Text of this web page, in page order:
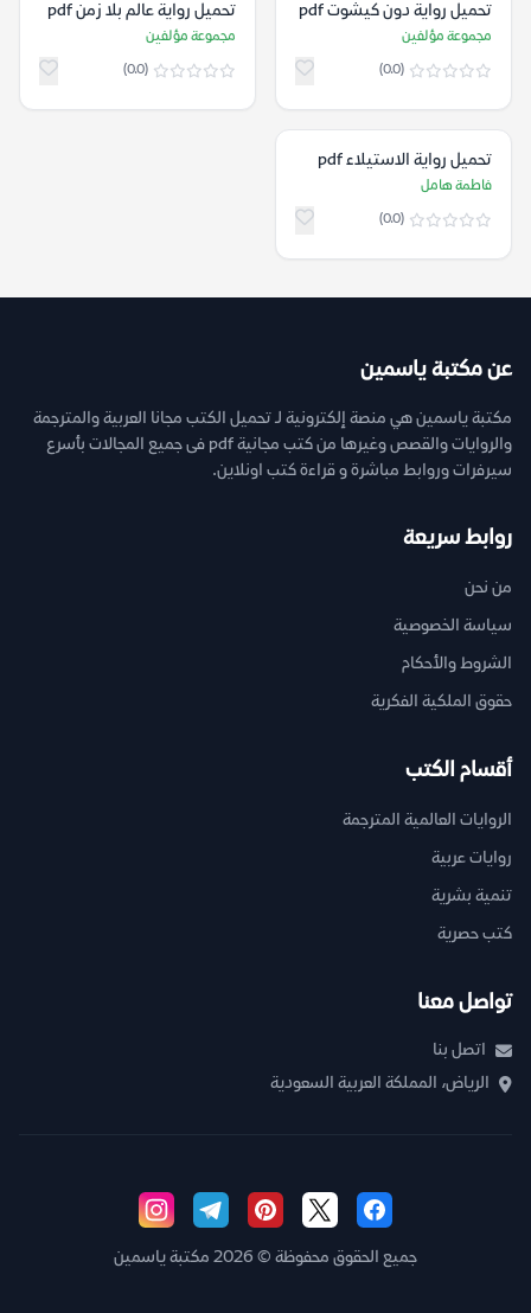
تحميل رواية دون كيشوت pdf
مجموعة مؤلفين
(0.0)
تحميل رواية عالم بلا زمن pdf
مجموعة مؤلفين
(0.0)
تحميل رواية الاستيلاء pdf
فاطمة هامل
(0.0)
عن مكتبة ياسمين
مكتبة ياسمين هي منصة إلكترونية لـ تحميل الكتب مجانا العربية والمترجمة
والروايات والقصص وغيرها من كتب مجانية pdf فى جميع المجالات بأسرع
سيرفرات وروابط مباشرة و قراءة كتب اونلاين.
روابط سريعة
من نحن
سياسة الخصوصية
الشروط والأحكام
حقوق الملكية الفكرية
أقسام الكتب
الروايات العالمية المترجمة
روايات عربية
تنمية بشرية
كتب حصرية
تواصل معنا
اتصل بنا
الرياض، المملكة العربية السعودية
جميع الحقوق محفوظة © 2026 مكتبة ياسمين